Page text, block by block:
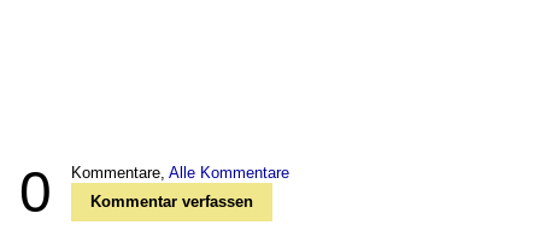
0 Kommentare, Alle Kommentare
Kommentar verfassen